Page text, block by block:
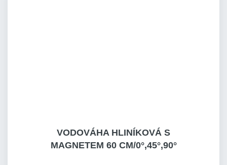
VODOVÁHA HLINÍKOVÁ S
MAGNETEM 60 CM/0°,45°,90°